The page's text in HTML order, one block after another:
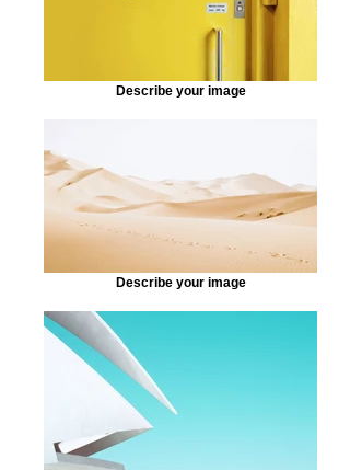
Describe your image
Describe your image